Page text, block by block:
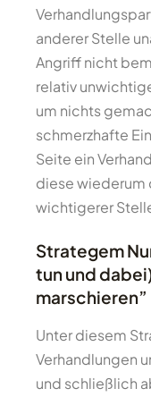
anderer Stelle
Angriff nicht
relativ
um nichts
schmerzhafte
Seite ein
diese wiederum
wichtigerer
Strategem
tun und
marschieren”
Unter diesem
Verhandlungen
und schließlich